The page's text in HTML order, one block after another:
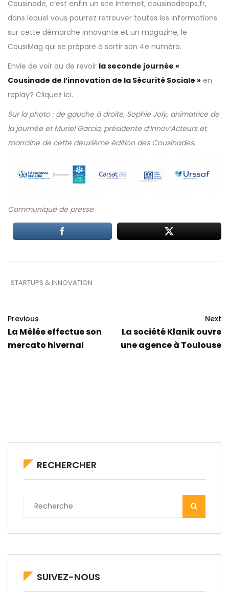
Cousinade, c’est enfin un site Internet, cousinadeops.fr,
dans lequel vous pourrez retrouver toutes les informations
sur cette démarche innovante et un magazine, le
CousiMag qui se prépare à sortir son 4e numéro.
Envie de voir ou de revoir la seconde journée «
Cousinade de l’innovation de la Sécurité Sociale » en
replay? Cliquez ici.
Sur la photo : de gauche à droite, Sophie Joly, animatrice de
la journée et Muriel Garcia, présidente d’Innov’Acteurs et
marraine de cette deuxième édition des Cousinades.
Communiqué de presse
STARTUPS & INNOVATION
Previous
La Mêlée effectue son
mercato hivernal
Next
La société Klanik ouvre
une agence à Toulouse
RECHERCHER
SUIVEZ-NOUS